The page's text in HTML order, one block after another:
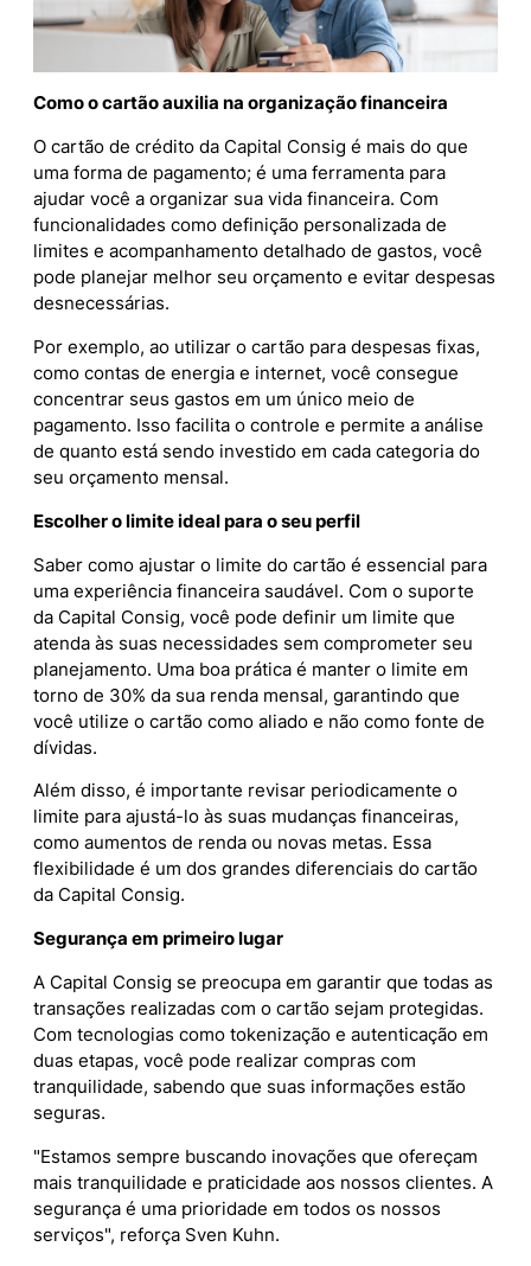
Como o cartão auxilia na organização financeira
O cartão de crédito da Capital Consig é mais do que
uma forma de pagamento; é uma ferramenta para
ajudar você a organizar sua vida financeira. Com
funcionalidades como definição personalizada de
limites e acompanhamento detalhado de gastos, você
pode planejar melhor seu orçamento e evitar despesas
desnecessárias.
Por exemplo, ao utilizar o cartão para despesas fixas,
como contas de energia e internet, você consegue
concentrar seus gastos em um único meio de
pagamento. Isso facilita o controle e permite a análise
de quanto está sendo investido em cada categoria do
seu orçamento mensal.
Escolher o limite ideal para o seu perfil
Saber como ajustar o limite do cartão é essencial para
uma experiência financeira saudável. Com o suporte
da Capital Consig, você pode definir um limite que
atenda às suas necessidades sem comprometer seu
planejamento. Uma boa prática é manter o limite em
torno de 30% da sua renda mensal, garantindo que
você utilize o cartão como aliado e não como fonte de
dívidas.
Além disso, é importante revisar periodicamente o
limite para ajustá-lo às suas mudanças financeiras,
como aumentos de renda ou novas metas. Essa
flexibilidade é um dos grandes diferenciais do cartão
da Capital Consig.
Segurança em primeiro lugar
A Capital Consig se preocupa em garantir que todas as
transações realizadas com o cartão sejam protegidas.
Com tecnologias como tokenização e autenticação em
duas etapas, você pode realizar compras com
tranquilidade, sabendo que suas informações estão
seguras.
"Estamos sempre buscando inovações que ofereçam
mais tranquilidade e praticidade aos nossos clientes. A
segurança é uma prioridade em todos os nossos
serviços", reforça Sven Kuhn.